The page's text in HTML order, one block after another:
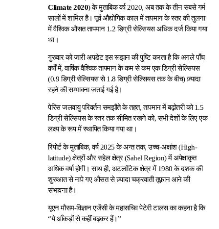
Climate 2020) के मुताबिक वर्ष 2020, अब तक के तीन सबसे गर्म
सालों में शामिल है। पूर्व औद्योगिक काल में तापमान के स्तर की तुलना
में वैश्विक औसत तापमान 1.2 डिग्री सेल्सियस अधिक दर्ज किया गया
था।
गुरुवार को जारी अपडेट इस रूझान की पुष्टि करता है कि अगले पाँच
वर्षों में, वार्षिक वैश्विक तापमान के कम से कम एक डिग्री सेल्सियस
(0.9 डिग्री सेल्सियस से 1.8 डिग्री सेल्सियस तक के बीच) ज़्यादा
रहने की सम्भावना जताई गई है।
पेरिस जलवायु परिवर्तन समझौते के तहत, तापमान में बढ़ोतरी को 1.5
डिग्री सेल्सियस के स्तर तक सीमित रखने को, सभी देशों के लिए एक
लक्ष्य के रूप में स्थापित किया गया था।
रिपोर्ट के मुताबिक, वर्ष 2025 के अन्त तक, उच्च-अक्षांश (High-
latitude) क्षेत्रों और सहेल क्षेत्र (Sahel Region) में अपेक्षाकृत
अधिक वर्षा होगी। साथ ही, अटलांटिक क्षेत्र में 1980 के दशक की
शुरुआत से नापे गए औसत से ज़्यादा चक्रवाती तूफ़ान आने की
संभावना है।
यूएन मौसम-विज्ञान एजेंसी के महासचिव पेटेरी टालस का कहना है कि
“ये आँकड़ों से कहीं बढ़कर हैं।”